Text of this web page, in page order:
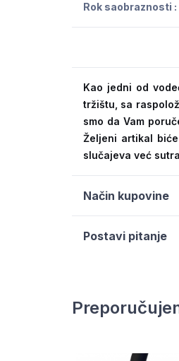
Rok saobraznosti :
Kao jedni od
tržištu, sa
smo da Vam
Željeni artikal
slučajeva već
Način kupovine
Postavi pitanje